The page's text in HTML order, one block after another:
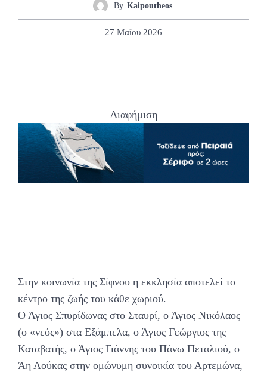
By Kaipoutheos
27 Μαΐου 2026
Διαφήμιση
Στην κοινωνία της Σίφνου η εκκλησία αποτελεί το
κέντρο της ζωής του κάθε χωριού.
Ο Άγιος Σπυρίδωνας στο Σταυρί, ο Άγιος Νικόλαος
(ο «νεός») στα Εξάμπελα, ο Άγιος Γεώργιος της
Καταβατής, ο Άγιος Γιάννης του Πάνω Πεταλιού, ο
Άη Λούκας στην ομώνυμη συνοικία του Αρτεμώνα,